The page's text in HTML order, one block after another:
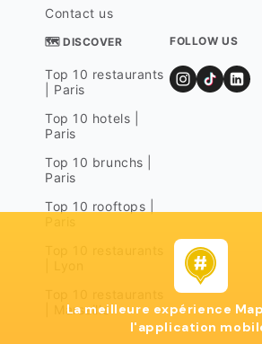
Contact us
🗺 DISCOVER
Top 10 restaurants
| Paris
Top 10 hotels |
Paris
Top 10 brunchs |
Paris
Top 10 rooftops |
| Marseille
FOLLOW US
La meilleure expérience
l'application